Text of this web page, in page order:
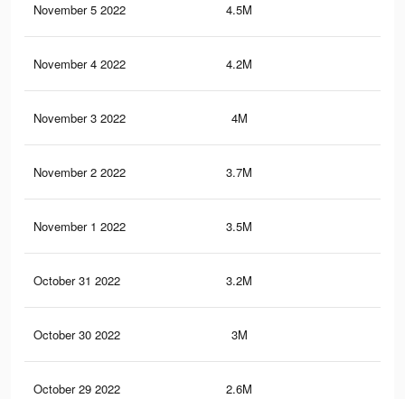
November 5 2022 4.5M
November 4 2022 4.2M
November 3 2022 4M
November 2 2022 3.7M
November 1 2022 3.5M
October 31 2022 3.2M
October 30 2022 3M
October 29 2022 2.6M